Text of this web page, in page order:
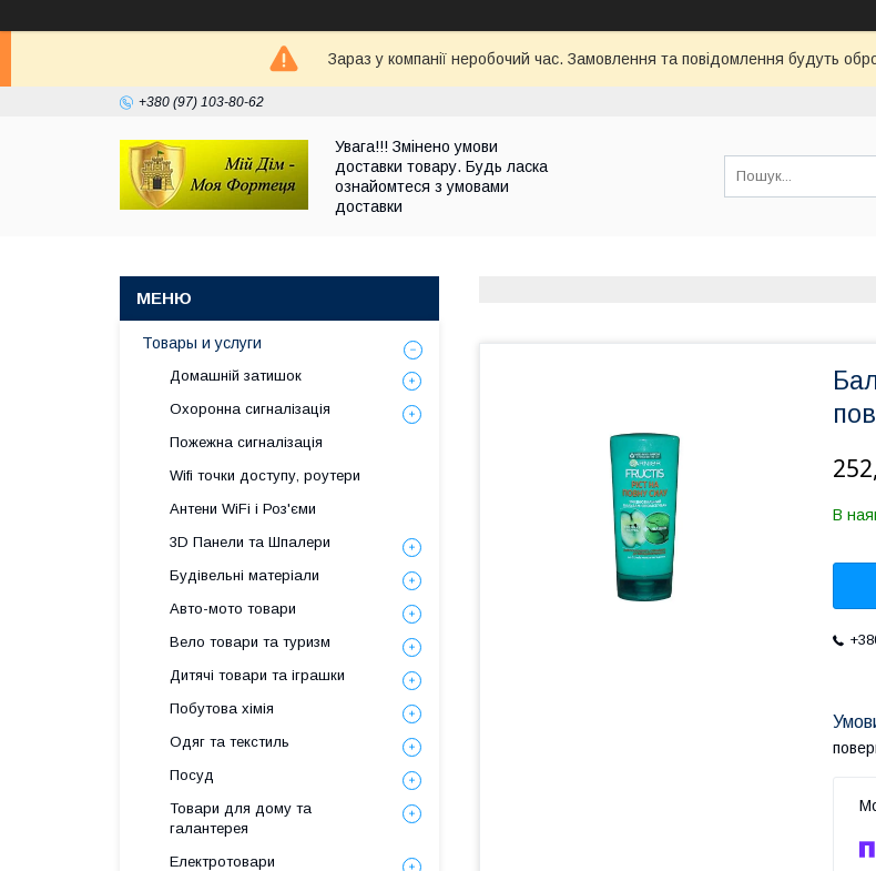
Зараз у компанії неробочий час. Замовлення та повідомлення будуть
+380 (97) 103-80-62
Увага!!! Змінено умови
доставки товару. Будь ласка
ознайомтеся з умовами
доставки
В
Товары и услуги
Домашній затишок
Охоронна сигналізація
Пожежна сигналізація
Wifi точки доступу, роутери
Антени WiFi і Роз'єми
3D Панели та Шпалери
Будівельні матеріали
Авто-мото товари
Вело товари та туризм
Дитячі товари та іграшки
Побутова хімія
Одяг та текстиль
Посуд
Товари для дому та
галантерея
Електротовари